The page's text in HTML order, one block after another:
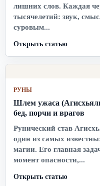
лишних слов. Каждая
тысячелетий: звук,
суровым...
Открыть статью
РУНЫ
Шлем ужаса
бед, порчи и врагов
Рунический став
один из самых
магии. Его главная
момент опасности,...
Открыть статью